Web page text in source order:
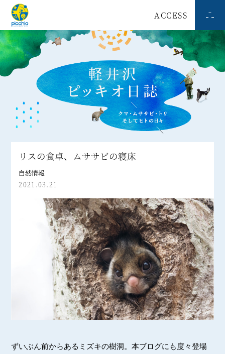
ACCESS
リスの食卓、ムササビの寝床
自然情報
2021.03.21
ずいぶん前からあるミズキの樹洞。本ブログにも度々登場